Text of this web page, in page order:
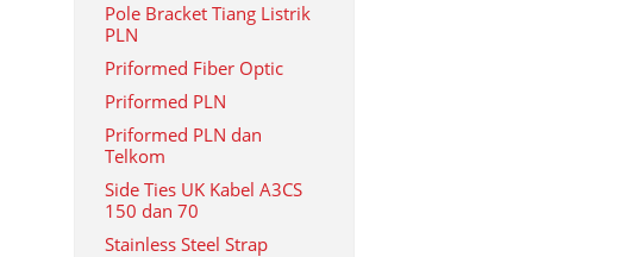
Pole Bracket Tiang Listrik
PLN
Priformed Fiber Optic
Priformed PLN
Priformed PLN dan
Telkom
Side Ties UK Kabel A3CS
150 dan 70
Stainless Steel Strap